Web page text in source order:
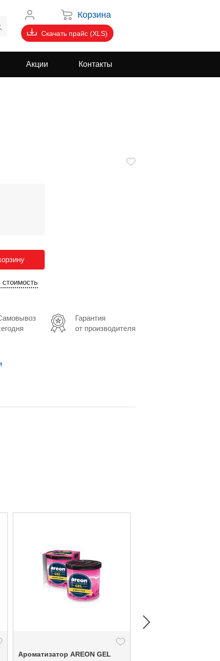
Корзина
Скачать прайс (XLS)
Акции Контакты
стоимость
Гарантия
от производителя
Ароматизатор AREON GEL